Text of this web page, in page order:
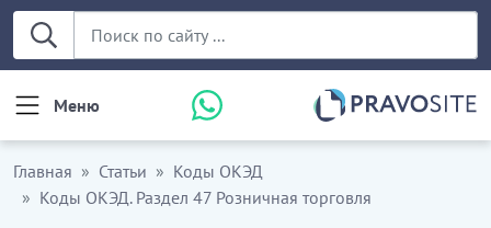
Меню
Главная Статьи
Коды ОКЭД
Коды ОКЭД. Раздел 47 Розничная торговля